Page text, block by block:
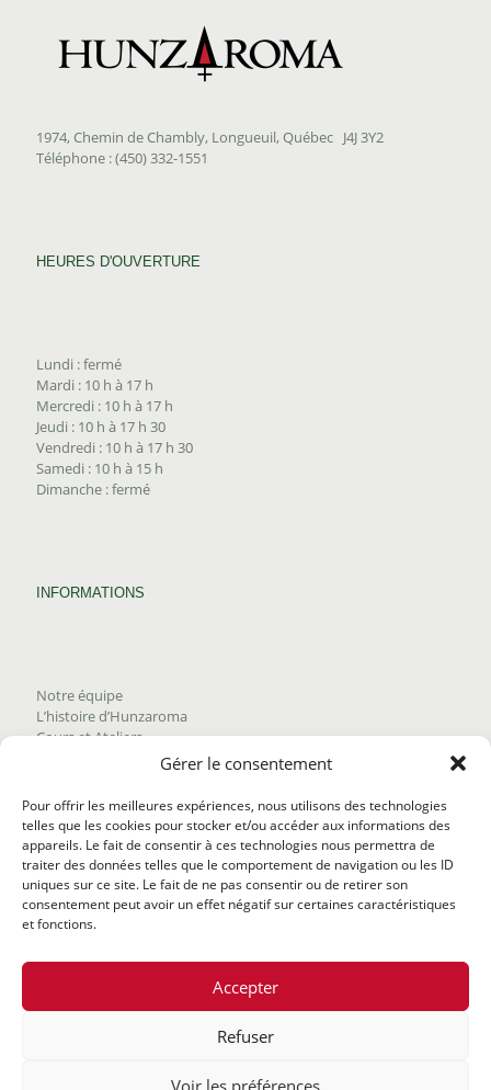
Gérer le consentement
Pour offrir les meilleures expériences, nous utilisons des technologies
telles que les cookies pour stocker et/ou accéder aux informations des
appareils. Le fait de consentir à ces technologies nous permettra de
traiter des données telles que le comportement de navigation ou les ID
uniques sur ce site. Le fait de ne pas consentir ou de retirer son
consentement peut avoir un effet négatif sur certaines caractéristiques
et fonctions.
Accepter
Refuser
Voir les préférences
1974, Chemin de Chambly, Longueuil, Québec J4J 3Y2
Téléphone : (450) 332-1551
HEURES D'OUVERTURE
Lundi : fermé
Mardi : 10 h à 17 h
Mercredi : 10 h à 17 h
Jeudi : 10 h à 17 h 30
Vendredi : 10 h à 17 h 30
Samedi : 10 h à 15 h
Dimanche : fermé
INFORMATIONS
Notre équipe
L’histoire d’Hunzaroma
Cours et Ateliers
Trouver nos produits
Politique de frais d'envoi
Termes et conditions
Politique de remboursement